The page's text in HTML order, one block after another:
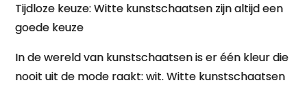
Tijdloze keuze: Witte kunstschaatsen zijn altijd een
goede keuze
In de wereld van kunstschaatsen is er één kleur die
nooit uit de mode raakt: wit. Witte kunstschaatsen